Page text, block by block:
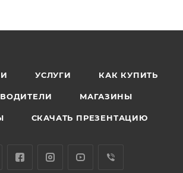
УСЛУГИ КАК КУПИТЬ
МАГАЗИНЫ
СКАЧАТЬ ПРЕЗЕНТАЦИЮ